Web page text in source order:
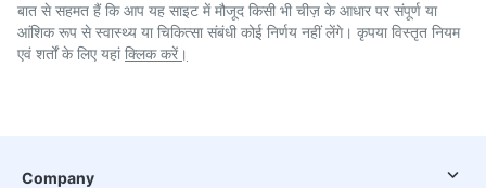
बात से सहमत हैं कि आप यह साइट में मौजूद किसी भी चीज़ के आधार पर संपूर्ण या
आंशिक रूप से स्वास्थ्य या चिकित्सा संबंधी कोई निर्णय नहीं लेंगे। कृपया विस्तृत नियम
एवं शर्तों के लिए यहांक्लिक करें।
Company